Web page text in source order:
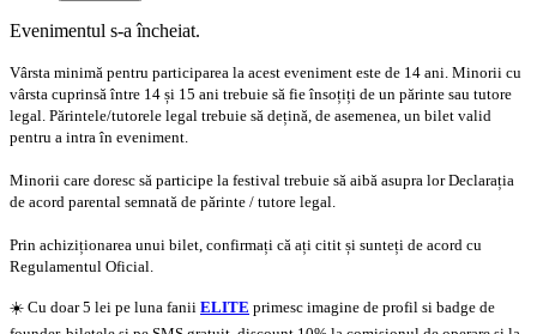
Evenimentul s-a încheiat.
Vârsta minimă pentru participarea la acest eveniment este de 14 ani. Minorii cu
vârsta cuprinsă între 14 și 15 ani trebuie să fie însoțiți de un părinte sau tutore
legal. Părintele/tutorele legal trebuie să dețină, de asemenea, un bilet valid
pentru a intra în eveniment.
Minorii care doresc să participe la festival trebuie să aibă asupra lor Declarația
de acord parental semnată de părinte / tutore legal.
Prin achiziționarea unui bilet, confirmați că ați citit și sunteți de acord cu
Regulamentul Oficial.
☀️ Cu doar 5 lei pe luna fanii ELITE primesc imagine de profil si badge de